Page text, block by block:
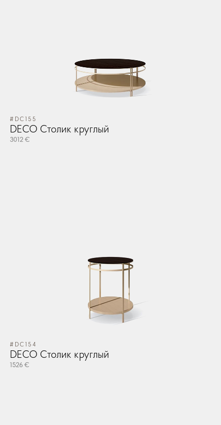
#DC155
DECO Столик круглый
3012 €
#DC154
DECO Столик круглый
1526 €